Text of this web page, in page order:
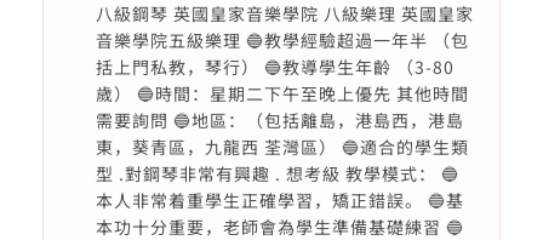
八級鋼琴 英國皇家音樂學院 八級樂理 英國皇家
音樂學院五級樂理 🔵教學經驗超過一年半 （包
括上門私教，琴行） 🔵教導學生年齡 （3-80
歲） 🔵時間：星期二下午至晚上優先 其他時間
需要詢問 🔵地區：（包括離島，港島西，港島
東，葵青區，九龍西 荃灣區） 🔵適合的學生類
型 .對鋼琴非常有興趣 . 想考級 教學模式： 🔵
本人非常着重學生正確學習，矯正錯誤。 🔵基
本功十分重要，老師會為學生準備基礎練習 🔵